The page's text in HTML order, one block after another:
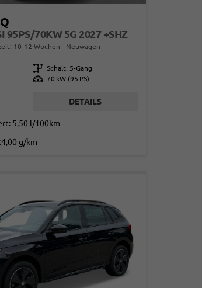
95PS/70KW 5G 2027 +SHZ
10-12 Wochen Neuwagen
Getriebe Schalt. 5-Gang
Leistung 70 kW (95 PS)
DETAILS
5,50 l/100km
g/km